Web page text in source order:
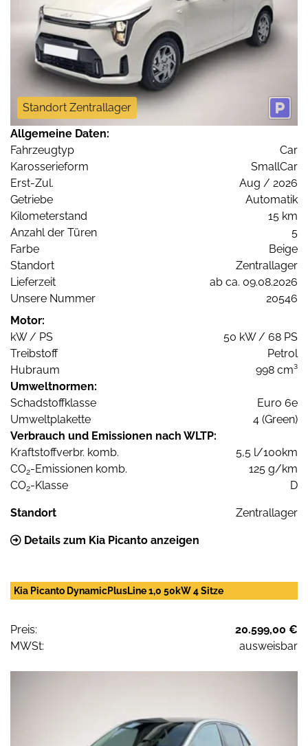
Standort Zentrallager
Allgemeine Daten:
Fahrzeugtyp
Car
Karosserieform
SmallCar
Erst-Zul.
Aug / 2026
Getriebe
Automatik
Kilometerstand
15 km
Anzahl der Türen
5
Farbe
Beige
Standort
Zentrallager
Lieferzeit
ab ca. 09.08.2026
Unsere Nummer
20546
Motor:
kW / PS
50 kW / 68 PS
Treibstoff
Petrol
Hubraum
998 cm³
Umweltnormen:
Schadstoffklasse
Euro 6e
Umweltplakette
4 (Green)
Verbrauch und Emissionen nach WLTP:
Kraftstoffverbr. komb.
5,5 l/100km
CO2-Emissionen komb.
125 g/km
CO2-Klasse D
Standort Zentrallager
Details zum Kia Picanto anzeigen
Kia Picanto DynamicPlusLine 1,0 50kW 4 Sitze
Preis:
20.599,00 €
MWSt:
ausweisbar